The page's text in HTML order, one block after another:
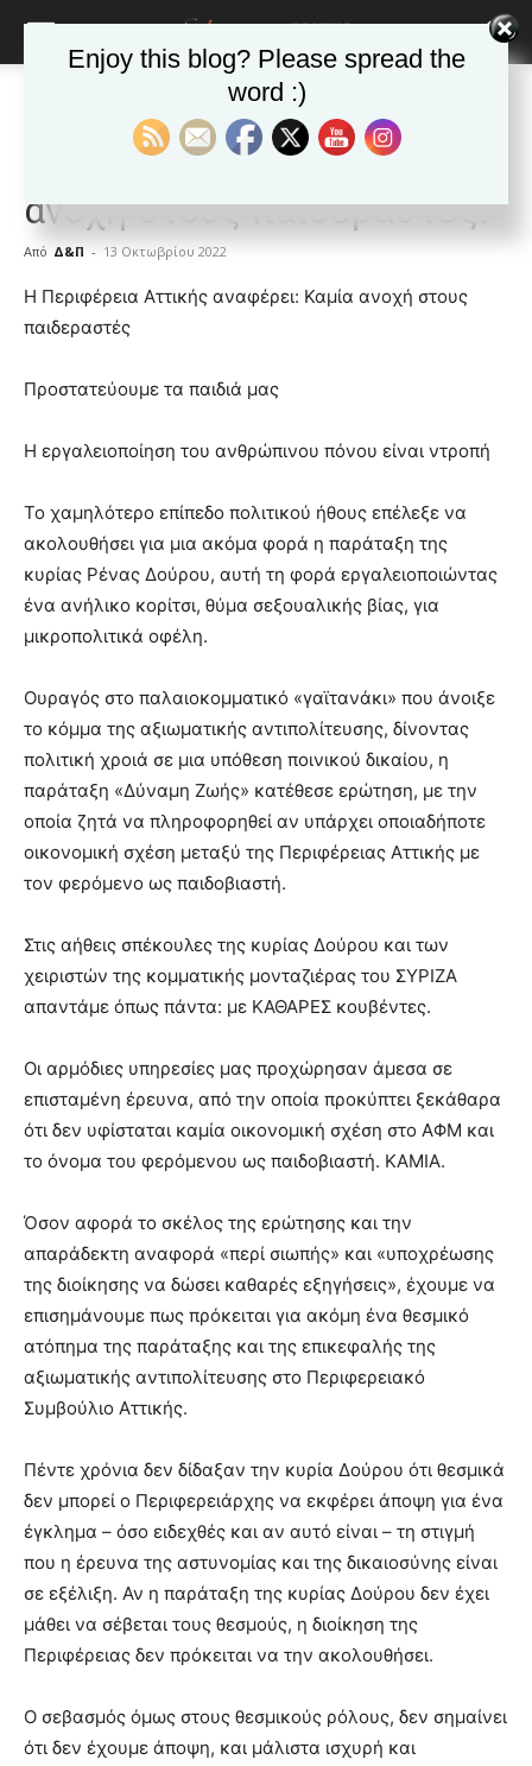
Αυτοδιοίκηση
Αυτοδιοίκηση Δημοφιλή άρθρα
Περιφέρεια Αττικής: Καμία
ανοχή στους παιδεραστές.
Από Δ&Π - 13 Οκτωβρίου 2022
blonde
lesbians
cam
xxx
teaches
you
the
meaning
of
pain.
hd
Η Περιφέρεια Αττικής αναφέρει: Καμία ανοχή στους
παιδεραστές
Προστατεύουμε τα παιδιά μας
Η εργαλειοποίηση του ανθρώπινου πόνου είναι ντροπή
Το χαμηλότερο επίπεδο πολιτικού ήθους επέλεξε να
ακολουθήσει για μια ακόμα φορά η παράταξη της
κυρίας Ρένας Δούρου, αυτή τη φορά εργαλειοποιώντας
ένα ανήλικο κορίτσι, θύμα σεξουαλικής βίας, για
μικροπολιτικά οφέλη.
Ουραγός στο παλαιοκομματικό «γαϊτανάκι» που άνοιξε
το κόμμα της αξιωματικής αντιπολίτευσης, δίνοντας
πολιτική χροιά σε μια υπόθεση ποινικού δικαίου, η
παράταξη «Δύναμη Ζωής» κατέθεσε ερώτηση, με την
οποία ζητά να πληροφορηθεί αν υπάρχει οποιαδήποτε
οικονομική σχέση μεταξύ της Περιφέρειας Αττικής με
τον φερόμενο ως παιδοβιαστή.
Στις αήθεις σπέκουλες της κυρίας Δούρου και των
χειριστών της κομματικής μονταζιέρας του ΣΥΡΙΖΑ
απαντάμε όπως πάντα: με ΚΑΘΑΡΕΣ κουβέντες.
Οι αρμόδιες υπηρεσίες μας προχώρησαν άμεσα σε
επισταμένη έρευνα, από την οποία προκύπτει ξεκάθαρα
ότι δεν υφίσταται καμία οικονομική σχέση στο ΑΦΜ και
το όνομα του φερόμενου ως παιδοβιαστή. ΚΑΜΙΑ.
Όσον αφορά το σκέλος της ερώτησης και την
απαράδεκτη αναφορά «περί σιωπής» και «υποχρέωσης
της διοίκησης να δώσει καθαρές εξηγήσεις», έχουμε να
επισημάνουμε πως πρόκειται για ακόμη ένα θεσμικό
ατόπημα της παράταξης και της επικεφαλής της
αξιωματικής αντιπολίτευσης στο Περιφερειακό
Συμβούλιο Αττικής.
Πέντε χρόνια δεν δίδαξαν την κυρία Δούρου ότι θεσμικά
δεν μπορεί ο Περιφερειάρχης να εκφέρει άποψη για ένα
έγκλημα – όσο ειδεχθές και αν αυτό είναι – τη στιγμή
που η έρευνα της αστυνομίας και της δικαιοσύνης είναι
σε εξέλιξη. Αν η παράταξη της κυρίας Δούρου δεν έχει
μάθει να σέβεται τους θεσμούς, η διοίκηση της
Περιφέρειας δεν πρόκειται να την ακολουθήσει.
Ο σεβασμός όμως στους θεσμικούς ρόλους, δεν σημαίνει
ότι δεν έχουμε άποψη, και μάλιστα ισχυρή και
Enjoy this blog? Please spread the
word :)